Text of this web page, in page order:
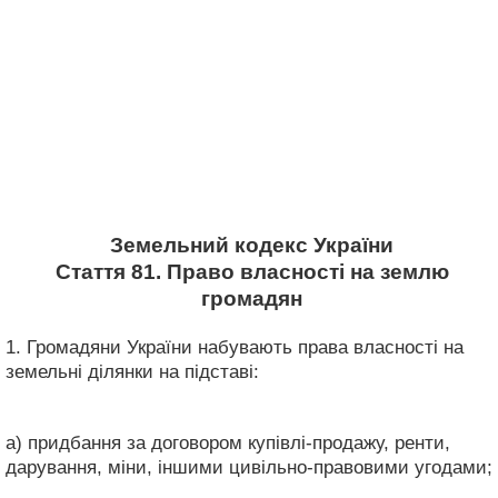
Земельний кодекс України
Стаття 81. Право власності на землю
громадян
1. Громадяни України набувають права власності на
земельні ділянки на підставі:
а) придбання за договором купівлі-продажу, ренти,
дарування, міни, іншими цивільно-правовими угодами;